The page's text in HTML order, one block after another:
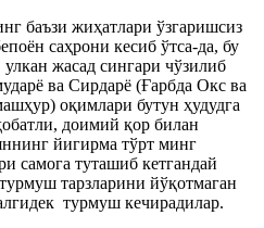
баъзи жиҳатлари ўзгаришсиз
саҳрони кесиб ўтса-да, бу
жасад сингари чўзилиб
ва Сирдарё (Ғарбда Окс ва
оқимлари бутун ҳудудга
доимий қор билан
йигирма тўрт минг
самога туташиб кетгандай
тарзларини йўқотмаган
турмуш кечирадилар.